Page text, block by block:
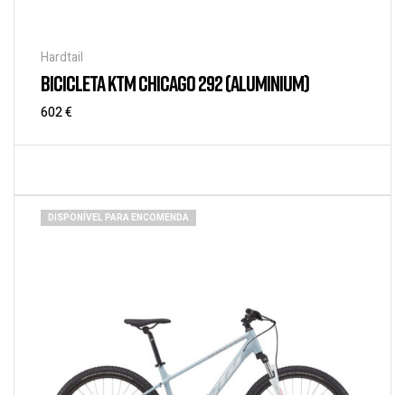
Hardtail
BICICLETA KTM CHICAGO 292 (ALUMINIUM)
602€
DISPONÍVEL PARA ENCOMENDA